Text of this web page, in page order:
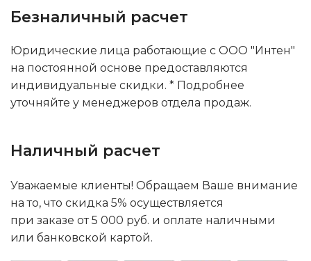
Безналичный расчет
Юридические лица работающие с ООО "Интен"
на постоянной основе предоставляются
индивидуальные скидки. * Подробнее
уточняйте у менеджеров отдела продаж.
Наличный расчет
Уважаемые клиенты! Обращаем Ваше внимание
на то, что скидка 5% осуществляется
при заказе от 5 000 руб. и оплате наличными
или банковской картой.